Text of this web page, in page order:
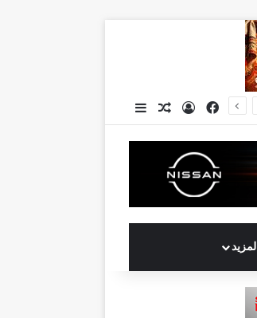
فيسبوكتسجيل الدخول
مقال عشوائي
إضافة عمود جانبي
المزيد